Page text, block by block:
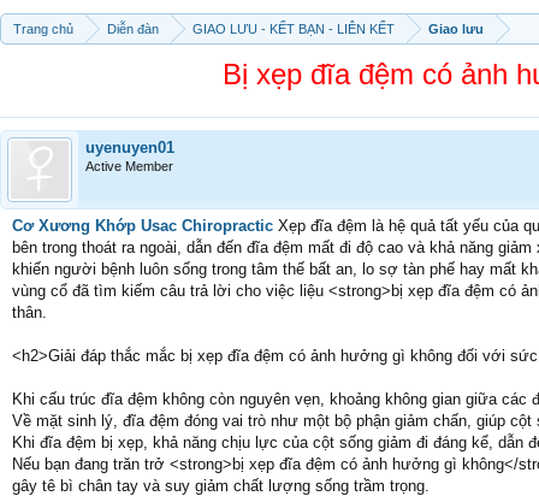
Trang chủ Diễn đàn GIAO LƯU - KẾT BẠN - LIÊN KẾT Giao lưu
Bị xẹp đĩa đệm có ảnh
uyenuyen01
Active Member
Cơ Xương Khớp Usac Chiropractic Xẹp đĩa đệm là hệ quả tất yếu của
bên trong thoát ra ngoài, dẫn đến đĩa đệm mất đi độ cao và khả năng
khiến người bệnh luôn sống trong tâm thế bất an, lo sợ tàn phế hay mất
vùng cổ đã tìm kiếm câu trả lời cho việc liệu <strong>bị xẹp đĩa đệm có
thân.
<h2>Giải đáp thắc mắc bị xẹp đĩa đệm có ảnh hưởng gì không đối với
Khi cấu trúc đĩa đệm không còn nguyên vẹn, khoảng không gian giữa
Về mặt sinh lý, đĩa đệm đóng vai trò như một bộ phận giảm chấn, giúp
Khi đĩa đệm bị xẹp, khả năng chịu lực của cột sống giảm đi đáng kể, dẫn
Nếu bạn đang trăn trở <strong>bị xẹp đĩa đệm có ảnh hưởng gì không</
gây tê bì chân tay và suy giảm chất lượng sống trầm trọng.